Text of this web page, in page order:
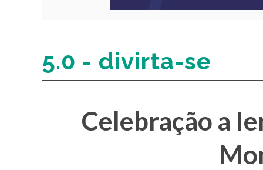
5.0 - divirta-se
Celebração a